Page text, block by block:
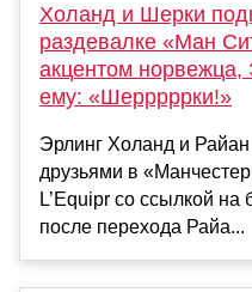
Холанд и Шерки
раздевалке «Ман
акцентом норвежца,
ему: «Шерррррки!»
Эрлинг Холанд и
друзьями в
L’Equipr со ссылкой на
после перехода Райа...